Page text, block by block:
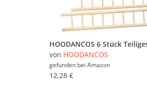
von HOODANCOS
gefunden bei Amazon
12,28 €